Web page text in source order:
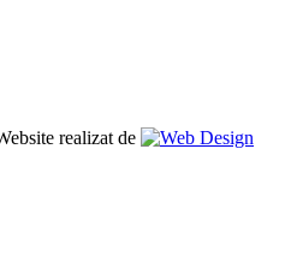
realizat de